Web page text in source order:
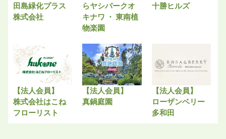
田島緑化プラス
株式会社
らヤシパークオ
キナワ ・ 東南植
物楽園
十勝ヒルズ
【法人会員】
株式会社はこね
フローリスト
【法人会員】
真鍋庭園
【法人会員】
ローザンベリー
多和田